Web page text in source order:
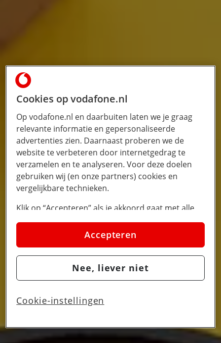
Cookies op vodafone.nl
Op vodafone.nl en daarbuiten laten we je graag
relevante informatie en gepersonaliseerde
advertenties zien. Daarnaast proberen we de
website te verbeteren door internetgedrag te
verzamelen en te analyseren. Voor deze doelen
gebruiken wij (en onze partners) cookies en
vergelijkbare technieken.
Klik op “Accepteren” als je akkoord gaat met alle
cookies. Kies je voor “Nee, liever niet”, dan
plaatsen we alleen strikt noodzakelijke cookies om
de website goed te laten werken. Dat betekent dat
we geen vormen van personalisatie toepassen.
Via cookie instellingen kan je zelf bepalen welke
wijzigen of intrekken op de
Accepteren
Nee, liever niet
Cookie-instellingen